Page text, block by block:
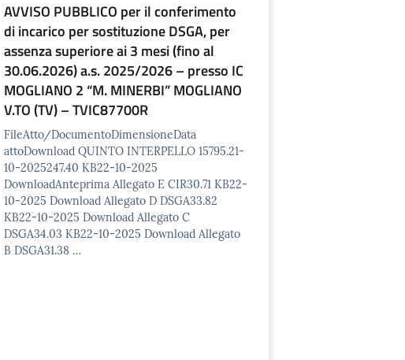
AVVISO PUBBLICO per il conferimento
di incarico per sostituzione DSGA, per
assenza superiore ai 3 mesi (fino al
30.06.2026) a.s. 2025/2026 – presso IC
MOGLIANO 2 “M. MINERBI” MOGLIANO
V.TO (TV) – TVIC87700R
FileAtto/DocumentoDimensioneData
attoDownload QUINTO INTERPELLO 15795.21-
10-2025247.40 KB22-10-2025
DownloadAnteprima Allegato E CIR30.71 KB22-
10-2025 Download Allegato D DSGA33.82
KB22-10-2025 Download Allegato C
DSGA34.03 KB22-10-2025 Download Allegato
B DSGA31.38 …